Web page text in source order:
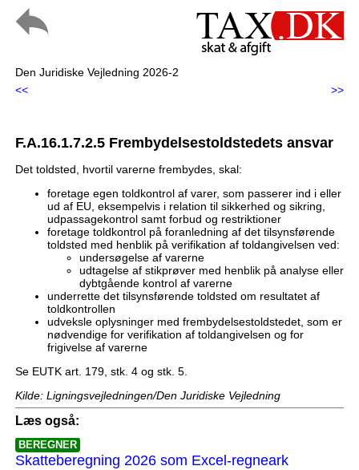
Den Juridiske Vejledning 2026-2
<<
>>
F.A.16.1.7.2.5 Frembydelsestoldstedets ansvar
Det toldsted, hvortil varerne frembydes, skal:
foretage egen toldkontrol af varer, som passerer ind i eller
ud af EU, eksempelvis i relation til sikkerhed og sikring,
udpassagekontrol samt forbud og restriktioner
foretage toldkontrol på foranledning af det tilsynsførende
toldsted med henblik på verifikation af toldangivelsen ved:
undersøgelse af varerne
udtagelse af stikprøver med henblik på analyse eller
dybtgående kontrol af varerne
underrette det tilsynsførende toldsted om resultatet af
toldkontrollen
udveksle oplysninger med frembydelsestoldstedet, som er
nødvendige for verifikation af toldangivelsen og for
frigivelse af varerne
Se EUTK art. 179, stk. 4 og stk. 5.
Kilde: Ligningsvejledningen/Den Juridiske Vejledning
Læs også:
BEREGNER
Skatteberegning 2026 som Excel-regneark